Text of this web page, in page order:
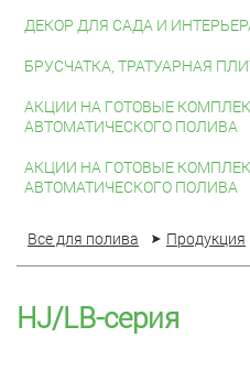
ДЕКОР ДЛЯ САДА И
БРУСЧАТКА, ТРАТУАРНАЯ
АКЦИИ НА ГОТОВЫЕ
АВТОМАТИЧЕСКОГО ПОЛИВА
АКЦИИ НА ГОТОВЫЕ
АВТОМАТИЧЕСКОГО ПОЛИВА
Все для полива Продукция
HJ/LB-серия